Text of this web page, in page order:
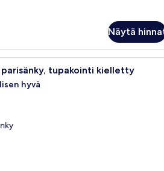
Näytä
Hotellihuone, jossa on suuri
parisänky, tupakointi kielletty
hyvä